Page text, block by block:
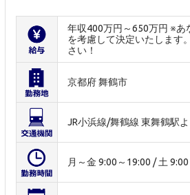
年収400万円～650万円 ※あ
を考慮して決定いたします
さい！
京都府 舞鶴市
JR小浜線/舞鶴線 東舞鶴駅
月～金 9:00～19:00 / 土